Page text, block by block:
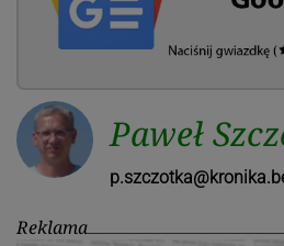
Paweł
Reklama